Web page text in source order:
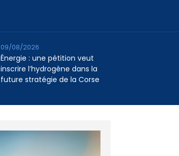
Énergie : une pétition veut
inscrire l’hydrogène dans la
future stratégie de la Corse
09/08/2026